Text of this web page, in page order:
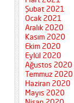
Şubat 2021
Ocak 2021
Aralık 2020
Kasım 2020
Ekim 2020
Eylül 2020
Ağustos 2020
Temmuz 2020
Haziran 2020
Mayıs 2020